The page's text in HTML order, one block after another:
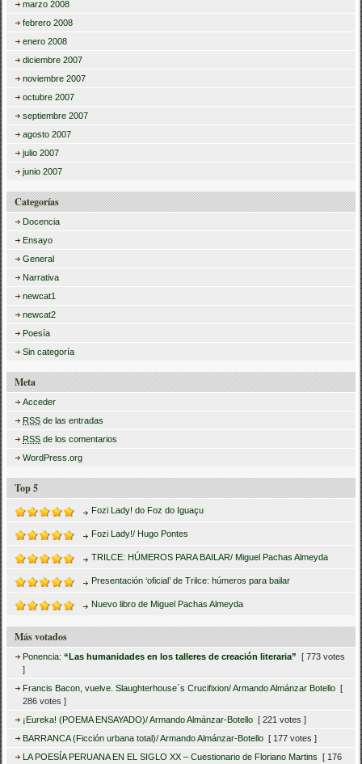
marzo 2008
febrero 2008
enero 2008
diciembre 2007
noviembre 2007
octubre 2007
septiembre 2007
agosto 2007
julio 2007
junio 2007
Categorías
Docencia
Ensayo
General
Narrativa
newcat1
newcat2
Poesía
Sin categoría
Meta
Acceder
RSS de las entradas
RSS de los comentarios
WordPress.org
Top 5
Fozi Lady! do Foz do Iguaçu
Fozi Lady!/ Hugo Pontes
TRILCE: HÚMEROS PARA BAILAR/ Miguel Pachas Almeyda
Presentación ‘oficial’ de Trilce: húmeros para bailar
Nuevo libro de Miguel Pachas Almeyda
Más votados
Ponencia:“Las humanidades en los talleres de creación literaria”
[ 773 votes
]
Francis Bacon, vuelve. Slaughterhouse´s Crucifixion/ Armando Almánzar Botello [
286 votes ]
¡Eureka! (POEMA ENSAYADO)/ Armando Almánzar-Botello [ 221 votes ]
BARRANCA (Ficción urbana total)/ Armando Almánzar-Botello [ 177 votes ]
LA POESÍA PERUANA EN EL SIGLO XX – Cuestionario de Floriano Martins
[ 176